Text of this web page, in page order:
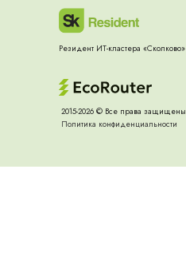
Резидент ИТ-кластера «Сколково»
2015-2026 ©️ Все права защищены
Политика конфиденциальности